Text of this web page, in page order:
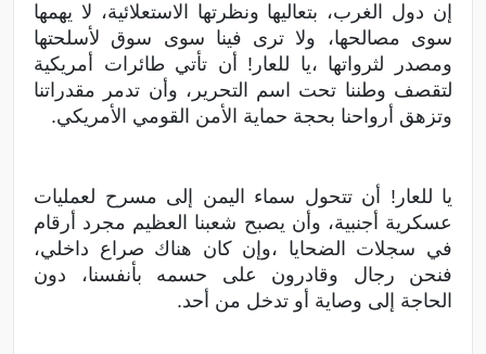
إن دول الغرب، بتعاليها ونظرتها الاستعلائية، لا يهمها
سوى مصالحها، ولا ترى فينا سوى سوق لأسلحتها
ومصدر لثرواتها ،يا للعار! أن تأتي طائرات أمريكية
لتقصف وطننا تحت اسم التحرير، وأن تدمر مقدراتنا
وتزهق أرواحنا بحجة حماية الأمن القومي الأمريكي.
يا للعار! أن تتحول سماء اليمن إلى مسرح لعمليات
عسكرية أجنبية، وأن يصبح شعبنا العظيم مجرد أرقام
في سجلات الضحايا ،وإن كان هناك صراع داخلي،
فنحن رجال وقادرون على حسمه بأنفسنا، دون
الحاجة إلى وصاية أو تدخل من أحد.